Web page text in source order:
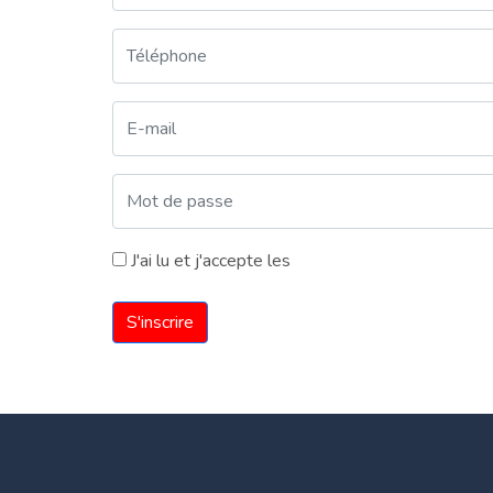
J'ai lu et j'accepte les
S'inscrire